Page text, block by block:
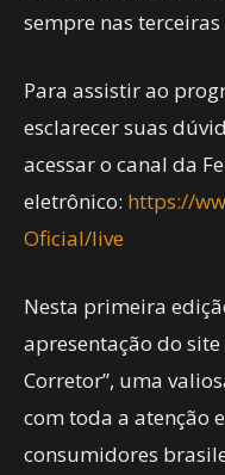
sempre nas
Para assistir ao
esclarecer suas
acessar o canal da
eletrônico: https://
Oficial/live
Nesta primeira
apresentação do site
Corretor”, uma
com toda a atenção
consumidores